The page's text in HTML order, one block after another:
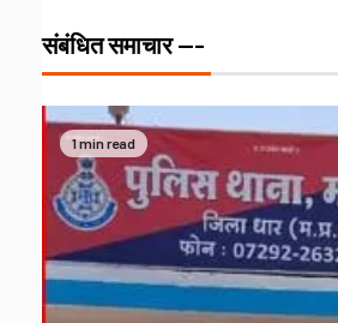
संबंधित समाचार ---
1 min read